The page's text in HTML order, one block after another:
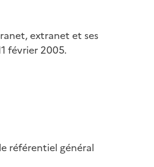
extranet et ses
février 2005.
référentiel général